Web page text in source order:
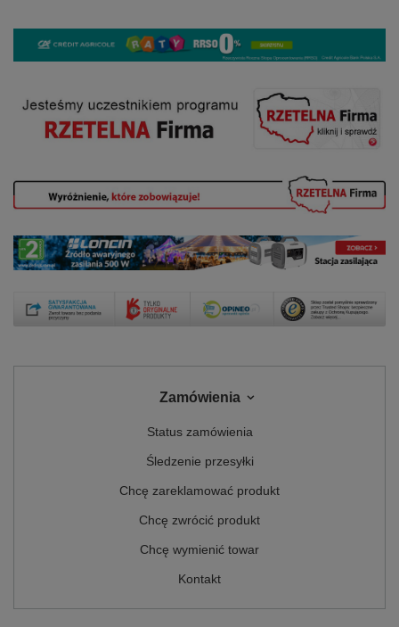
Zamówienia
Status zamówienia
Śledzenie przesyłki
Chcę zareklamować produkt
Chcę zwrócić produkt
Chcę wymienić towar
Kontakt